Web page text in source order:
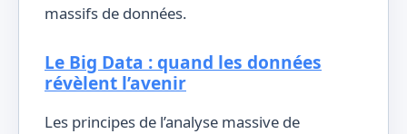
massifs de données.
Le Big Data : quand les données
révèlent l’avenir
Les principes de l’analyse massive de